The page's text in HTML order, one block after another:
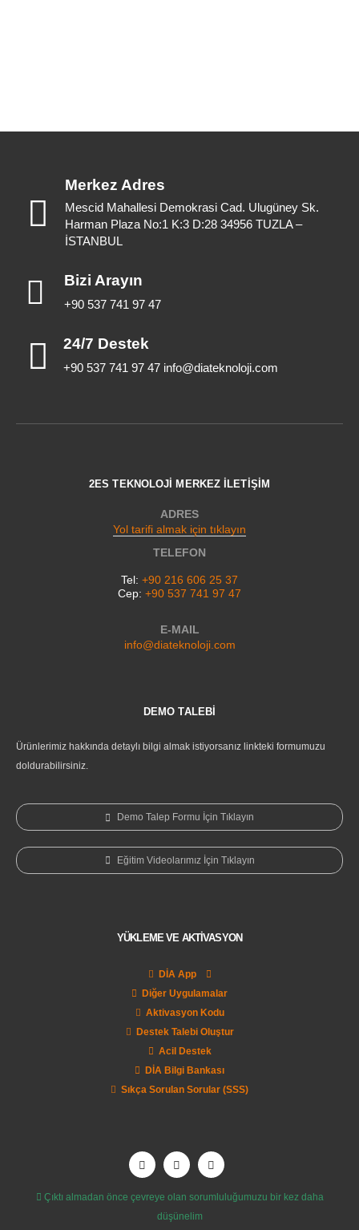
Merkez Adres
Mescid Mahallesi Demokrasi Cad. Ulugüney Sk.
Harman Plaza No:1 K:3 D:28 34956 TUZLA –
İSTANBUL
Bizi Arayın
+90 537 741 97 47
24/7 Destek
+90 537 741 97 47 info@diateknoloji.com
2ES TEKNOLOJİ MERKEZ İLETİŞİM
ADRES
Yol tarifi almak için tıklayın
TELEFON
Tel: +90 216 606 25 37
Cep: +90 537 741 97 47
E-MAIL
info@diateknoloji.com
DEMO TALEBİ
Ürünlerimiz hakkında detaylı bilgi almak istiyorsanız linkteki formumuzu
doldurabilirsiniz.
Demo Talep Formu İçin Tıklayın
Eğitim Videolarımız İçin Tıklayın
YÜKLEME VE AKTİVASYON
DİA App
Diğer Uygulamalar
Aktivasyon Kodu
Destek Talebi Oluştur
Acil Destek
DİA Bilgi Bankası
Sıkça Sorulan Sorular (SSS)
Çıktı almadan önce çevreye olan sorumluluğumuzu bir kez daha
düşünelim